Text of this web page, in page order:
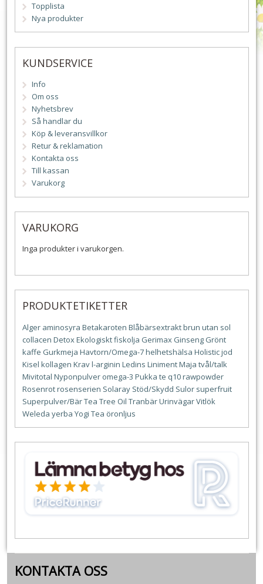
Topplista
Nya produkter
KUNDSERVICE
Info
Om oss
Nyhetsbrev
Så handlar du
Köp & leveransvillkor
Retur & reklamation
Kontakta oss
Till kassan
Varukorg
VARUKORG
Inga produkter i varukorgen.
PRODUKTETIKETTER
Alger aminosyra Betakaroten Blåbärsextraktbrun utan sol
collacen DetoxEkologisktfiskolja Gerimax Ginseng Grönt
kaffe Gurkmeja Havtorn/Omega-7helhetshälsa Holisticjod
Kisel kollagen Kravl-arginin Ledins LinimentMaja tvål/talk
Mivitotal Nyponpulver omega-3 Pukka te q10rawpowder
Rosenrotrosenserien Solaray Stöd/Skydd Sulor superfruit
Superpulver/BärTea Tree Oil TranbärUrinvägarVitlök
Weleda yerba Yogi Tea öronljus
KONTAKTA OSS